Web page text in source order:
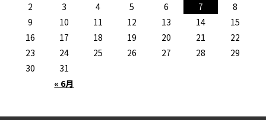
« 6月
2
3 4 5 6 7
8
9
10 11 12 13 14
15
16
17 18 19 20 21
22
23
24 25 26 27 28
29
30
31